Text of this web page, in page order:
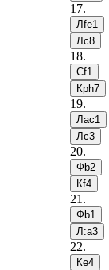
17.
Лfe1
Лc8
18.
Сf1
Крh7
19.
Лac1
Лc3
20.
Фb2
Кf4
21 .
Фb1
Л:a3
22.
Кe4